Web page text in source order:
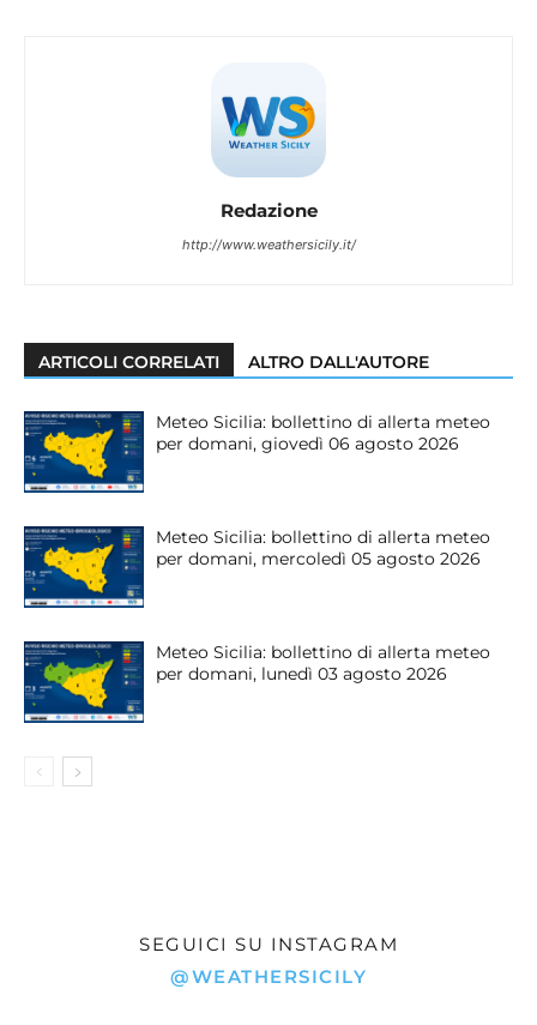
Redazione
http://www.weathersicily.it/
ARTICOLI CORRELATI ALTRO DALL'AUTORE
Meteo Sicilia: bollettino di allerta meteo
per domani, giovedì 06 agosto 2026
Meteo Sicilia: bollettino di allerta meteo
per domani, mercoledì 05 agosto 2026
Meteo Sicilia: bollettino di allerta meteo
per domani, lunedì 03 agosto 2026
SEGUICI SU INSTAGRAM
@WEATHERSICILY